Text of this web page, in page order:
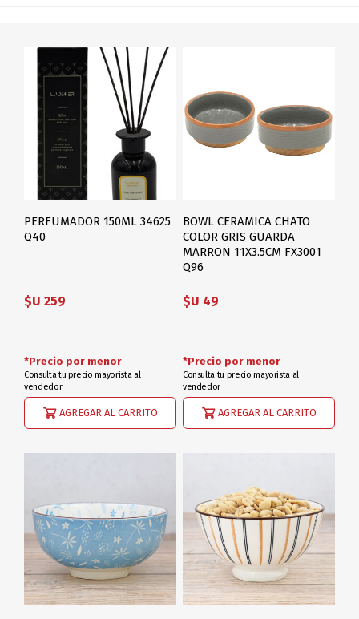
PERFUMADOR 150ML 34625
Q40
$U 259
AGREGAR AL CARRITO
*Precio por menor
Consulta tu precio mayorista al
vendedor
BOWL CERAMICA CHATO
COLOR GRIS GUARDA
MARRON 11X3.5CM FX3001
Q96
$U 49
AGREGAR AL CARRITO
*Precio por menor
Consulta tu precio mayorista al
vendedor